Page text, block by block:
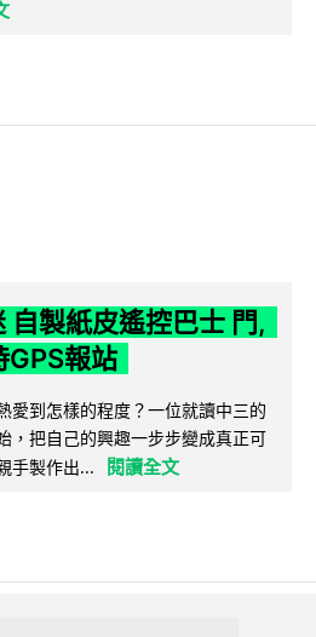
自製紙皮遙控巴士 門,
GPS報站
愛到怎樣的程度？一位就讀中三的
，把自己的興趣一步步變成真正可
手製作出...
閱讀全文